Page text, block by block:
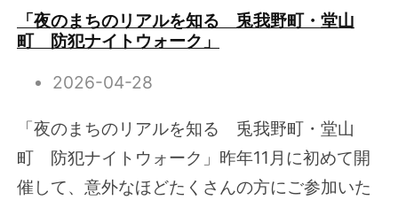
「夜のまちのリアルを知る 兎我野町・堂山
町 防犯ナイトウォーク」
2026-04-28
「夜のまちのリアルを知る 兎我野町・堂山
町 防犯ナイトウォーク」昨年11月に初めて開
催して、意外なほどたくさんの方にご参加いた